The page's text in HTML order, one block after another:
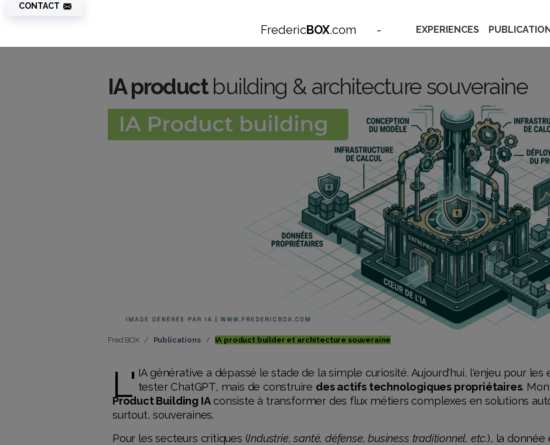
CONTACT
FredericBOX.com - EXPERIENCES
IA productbuilding & architecture souveraine
Fred BOX Publications IA product builder et architecture souveraine
L' IA générative a dépassé le stade de la simple curiosité. Aujourd'hui, l'enjeu pour
tester ChatGPT, mais de construire des actifs technologiques propriétaires.
Product Building IAconsiste à transformer des flux métiers complexes en solutions
surtout, souveraines.
Pour les secteurs critiques (Industrie, santé, défense, business traditionnel, etc.), la donnée